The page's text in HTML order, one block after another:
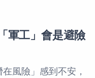
軍工」會是避險
風險」感到不安，